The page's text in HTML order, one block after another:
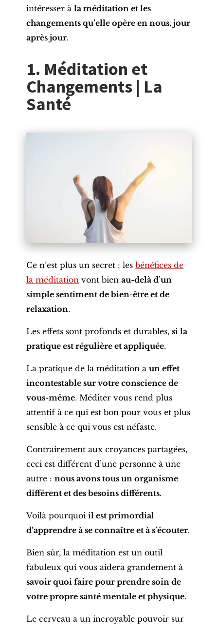
intéresser à la méditation et les
changements qu’elle opère en nous, jour
après jour.
1. Méditation et
Changements | La
Santé
Ce n’est plus un secret : les bénéfices de
la méditationvont bien au-delà d’un
simple sentiment de bien-être et de
relaxation.
Les effets sont profonds et durables, si la
pratique est régulière et appliquée.
La pratique de la méditation a un effet
incontestable sur votre conscience de
vous-même. Méditer vous rend plus
attentif à ce qui est bon pour vous et plus
sensible à ce qui vous est néfaste.
Contrairement aux croyances partagées,
ceci est différent d’une personne à une
autre : nous avons tous un organisme
différent et des besoins différents.
Voilà pourquoi il est primordial
d’apprendre à se connaître et à s’écouter.
Bien sûr, la méditation est un outil
fabuleux qui vous aidera grandement à
savoir quoi faire pour prendre soin de
votre propre santé mentale et physique.
Le cerveau a un incroyable pouvoir sur